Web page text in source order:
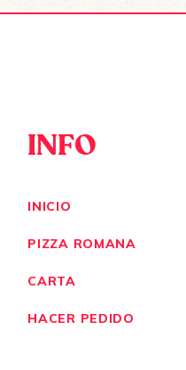
INFO
INICIO
PIZZA ROMANA
CARTA
HACER PEDIDO